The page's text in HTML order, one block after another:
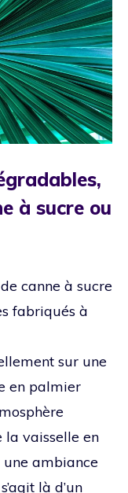
à sucre ou
canne à sucre
fabriqués à
sur une
en palmier
vaisselle en
ambiance
là d’un